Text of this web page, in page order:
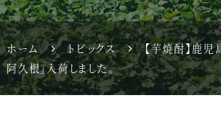
ホーム トピックス
【芋焼酎】鹿
阿久根」入荷しました。